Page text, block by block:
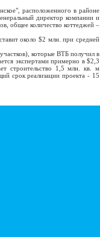
расположенного в районе
директор компании и
общее количество коттеджей –
около $2 млн. при средней
которые ВТБ получил в
экспертами примерно в $2,3
строительство 1,5 млн. кв. м
срок реализации проекта - 15